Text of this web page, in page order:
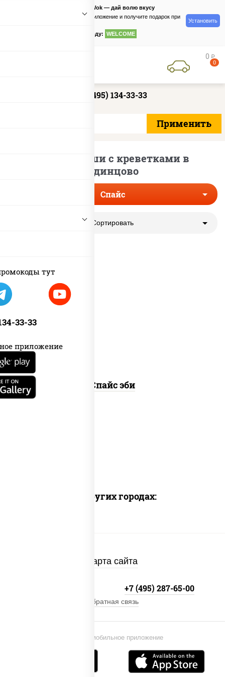
тут
33-33
приложение
PizzaSushiWok — дай волю вкусу
Скачайте приложение и получите подарок при
по промокоду: WELCOME
Установить
0 руб
0
+7 (495) 134-33-33
Острые суши с креветками в
Одинцово
Спайс
Сортировать
рис, нори, креветки, соус "спайс"
Спайс эби
Доставка в других городах:
Карта сайта
Установи мобильное приложение
+7 (495) 287-65-00
Обратная связь